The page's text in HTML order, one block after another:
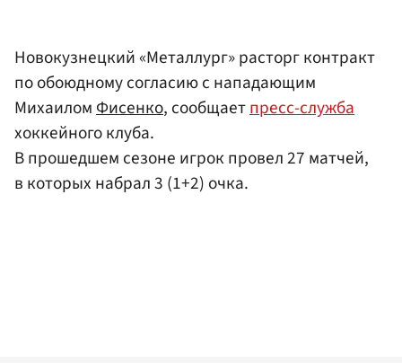
Новокузнецкий «Металлург» расторг контракт
по обоюдному согласию с нападающим
МихаиломФисенко, сообщаетпресс-служба
хоккейного клуба.
В прошедшем сезоне игрок провел 27 матчей,
в которых набрал 3 (1+2) очка.